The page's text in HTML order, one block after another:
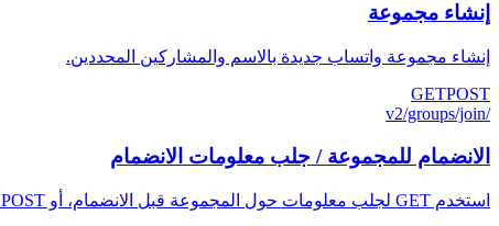
إنشاء مجموعة
إنشاء مجموعة واتساب جديدة بالاسم والمشاركين المحددين.
GETPOST
/v2/groups/join
الانضمام للمجموعة / جلب معلومات الانضمام
استخدم GET لجلب معلومات حول المجموعة قبل الانضمام، أو POST للانضمام إليها. يقبل كلاً من أكواد الدعوة المباشرة وروابط مجموعات واتساب الكاملة.